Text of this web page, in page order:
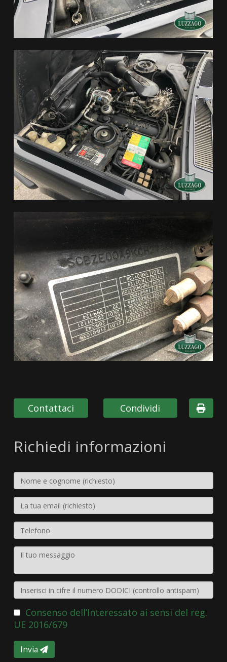
Contattaci Condividi
Richiedi informazioni
Consenso dell’Interessato ai sensi del reg.
UE 2016/679
Invia